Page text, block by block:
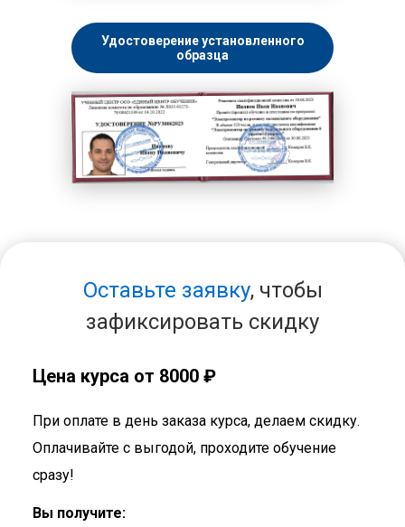
Удостоверение установленного
образца
Оставьте заявку, чтобы
зафиксировать скидку
Цена курса от 8000 ₽
При оплате в день заказа курса, делаем скидку.
Оплачивайте с выгодой, проходите обучение
сразу!
Вы получите: